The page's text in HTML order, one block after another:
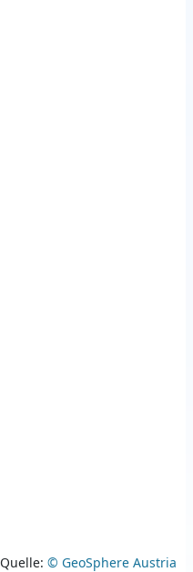
Quelle: © GeoSphere Austria